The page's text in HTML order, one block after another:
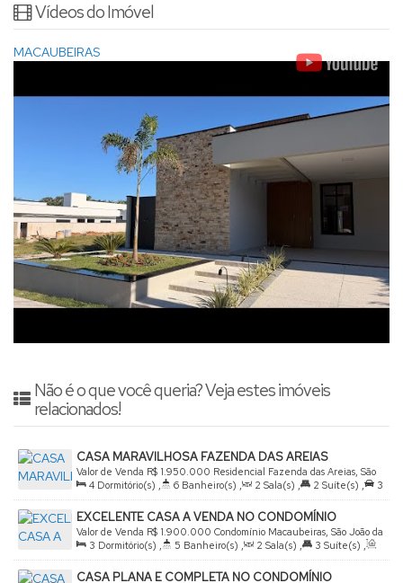
Vídeos do Imóvel
MACAUBEIRAS
Não é o que você queria? Veja estes imóveis
relacionados!
CASA MARAVILHOSA FAZENDA DAS AREIAS
R$ 1.950.000
Valor de Venda
Residencial Fazenda das Areias, São
João da Boa Vista, São Paulo, Brasil
4 Dormitório(s) , 6 Banheiro(s) , 2 Sala(s) , 2 Suíte(s) ,
3
Vaga(s) , Útil: 320.00m² , Terreno: 535.00m²
EXCELENTE CASA A VENDA NO CONDOMÍNIO
MACAUBEIRAS
R$ 1.900.000
Valor de Venda
Condomínio Macaubeiras, São João da
Boa Vista, São Paulo, Brasil
3 Dormitório(s) , 5 Banheiro(s) , 2 Sala(s) , 3 Suíte(s) ,
Total: 190.00m² , 2 Vaga(s) , Terreno: 360.00m²
CASA PLANA E COMPLETA NO CONDOMÍNIO